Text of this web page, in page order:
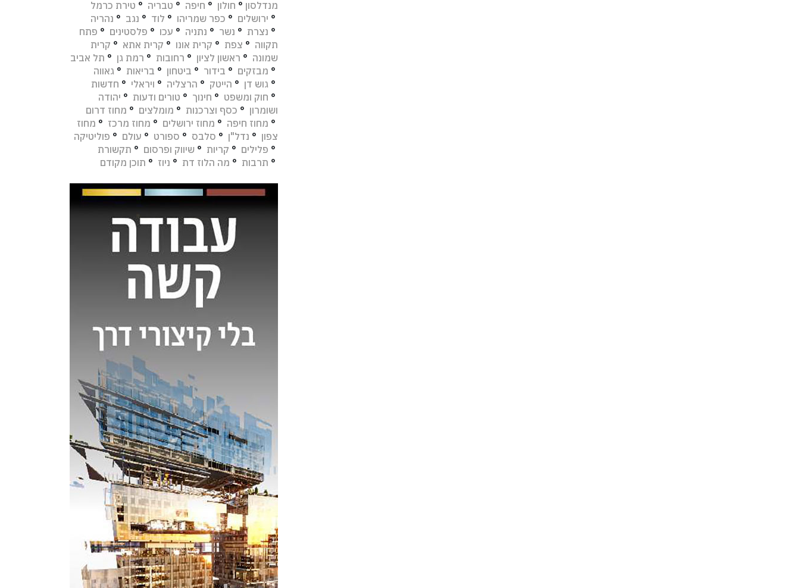
מנדלסון ° חולון ° חיפה ° טבריה ° טירת כרמל
° ירושלים ° כפר שמריהו ° לוד ° נגב ° נהריה
° נצרת ° נשר ° נתניה ° עכו ° פלסטינים ° פתח
תקווה ° צפת ° קרית אונו ° קרית אתא ° קרית
שמונה ° ראשון לציון ° רחובות ° רמת גן ° תל אביב
° מבזקים ° בידור ° ביטחון ° בריאות ° גאווה
° גוש דן ° הייטק ° הרצליה ° ויראלי ° חדשות
° חוק ומשפט ° חינוך ° טורים ודעות ° יהודה
ושומרון ° כסף וצרכנות ° מומלצים ° מחוז דרום
° מחוז חיפה ° מחוז ירושלים ° מחוז מרכז ° מחוז
צפון ° נדל"ן ° סלבס ° ספורט ° עולם ° פוליטיקה
° פלילים ° קריות ° שיווק ופרסום ° תקשורת
° תרבות ° מה הלוז דת ° ניוז ° תוכן מקודם